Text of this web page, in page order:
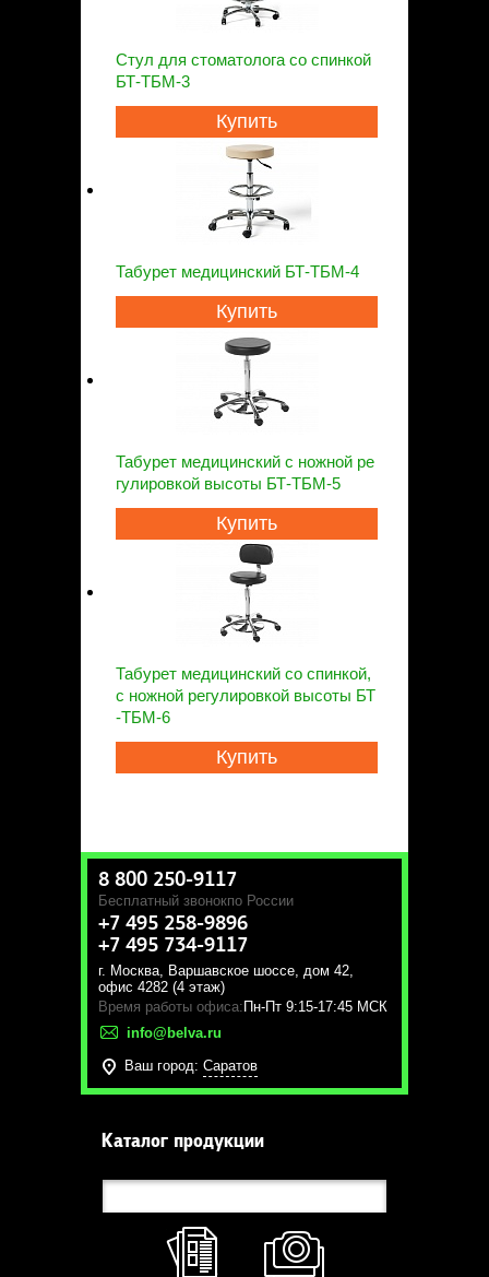
Стул для стоматолога со спинкой
БТ-ТБМ-3
Купить
Табурет медицинский БТ-ТБМ-4
Купить
Табурет медицинский с ножной ре
гулировкой высоты БТ-ТБМ-5
Купить
Табурет медицинский со спинкой,
с ножной регулировкой высоты БТ
-ТБМ-6
Купить
8 800 250-9117
Бесплатный звонокпо России
+7 495 258-9896
+7 495 734-9117
г. Москва, Варшавское шоссе, дом 42,
офис 4282 (4 этаж)
Время работы офиса: Пн-Пт 9:15-17:45 МСК
info@belva.ru
Ваш город: Саратов
Каталог продукции